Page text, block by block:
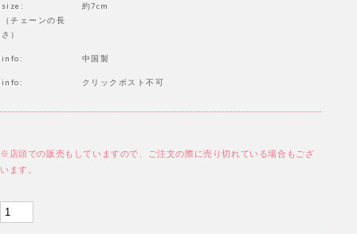
size:
（チェーンの長
さ）
約7cm
info: 中国製
info: クリックポスト不可
※店頭での販売もしていますので、ご注文の際に売り切れている場合もござ
います。